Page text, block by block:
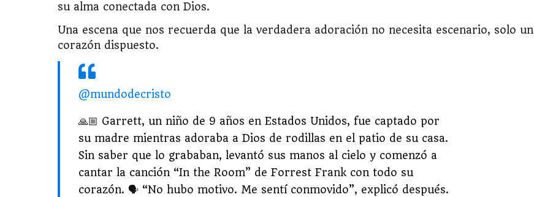
su alma conectada con Dios.
Una escena que nos recuerda que la verdadera adoración no necesita escenario, solo un
corazón dispuesto.
@mundodecristo
🙏🏼 Garrett, un niño de 9 años en Estados Unidos, fue captado por
su madre mientras adoraba a Dios de rodillas en el patio de su casa.
Sin saber que lo grababan, levantó sus manos al cielo y comenzó a
cantar la canción “In the Room” de Forrest Frank con todo su
corazón. 🗣️ “No hubo motivo. Me sentí conmovido”, explicó después.